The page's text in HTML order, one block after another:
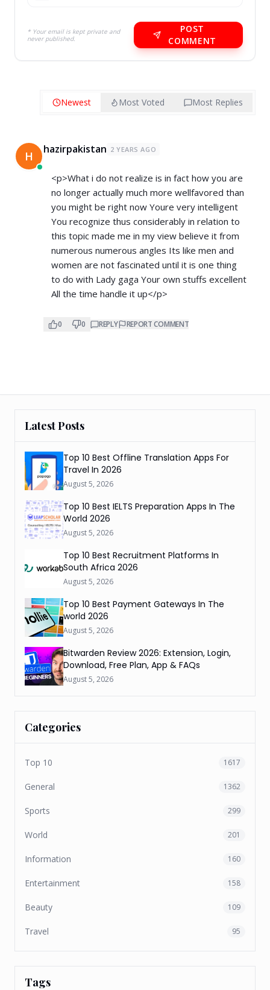
* Your email is kept private and
never published.
POST
COMMENT
Newest Most Voted Most Replies
H hazirpakistan 2 YEARS AGO
<p>What i do not realize is in fact how you are
no longer actually much more wellfavored than
you might be right now Youre very intelligent
You recognize thus considerably in relation to
this topic made me in my view believe it from
numerous numerous angles Its like men and
women are not fascinated until it is one thing
to do with Lady gaga Your own stuffs excellent
All the time handle it up</p>
0 0 REPLY REPORT COMMENT
Latest Posts
Top 10 Best Offline Translation Apps For
Travel In 2026
August 5, 2026
Top 10 Best IELTS Preparation Apps In The
World 2026
August 5, 2026
Top 10 Best Recruitment Platforms In
South Africa 2026
August 5, 2026
Top 10 Best Payment Gateways In The
world 2026
August 5, 2026
Bitwarden Review 2026: Extension, Login,
Download, Free Plan, App & FAQs
August 5, 2026
Categories
Top 10 1617
General 1362
Sports 299
World 201
Information 160
Entertainment 158
Beauty 109
Travel 95
Tags